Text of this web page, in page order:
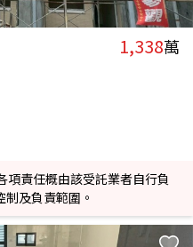
1,338萬
責任概由該受託業者自行負
及負責範圍。